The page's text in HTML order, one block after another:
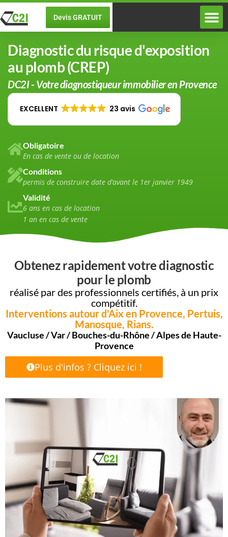
Devis GRATUIT
Diagnostic du risque d'exposition
au plomb (CREP)
DC2I - Votre diagnostiqueur immobilier en Provence
EXCELLENT 23 avis
Obligatoire
En cas de vente ou de location
Conditions
permis de construire date d’avant le 1er janvier 1949
Validité
6 ans en cas de location
1 an en cas de vente
Obtenez rapidement votre diagnostic
pour le plomb
réalisé par des professionnels certifiés, à un prix
compétitif.
Interventions autour d'Aix en Provence, Pertuis,
Manosque, Rians.
Vaucluse / Var / Bouches-du-Rhône / Alpes de Haute-
Provence
Plus d'infos ? Cliquez ici !